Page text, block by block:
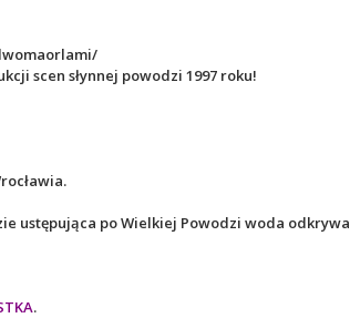
scen słynnej powodzi 1997 roku!
ustępująca po Wielkiej Powodzi woda odkrywa
.